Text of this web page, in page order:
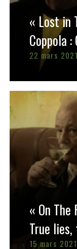
« Lost in
Coppola
22 mars 2021
« On The
True
15 mars 2021